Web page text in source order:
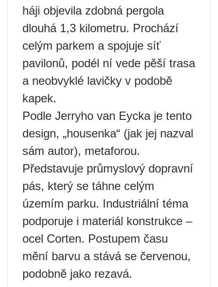
háji objevila zdobná pergola
dlouhá 1,3 kilometru. Prochází
celým parkem a spojuje síť
pavilonů, podél ní vede pěší trasa
a neobvyklé lavičky v podobě
kapek.
Podle Jerryho van Eycka je tento
design, „housenka“ (jak jej nazval
sám autor), metaforou.
Představuje průmyslový dopravní
pás, který se táhne celým
územím parku. Industriální téma
podporuje i materiál konstrukce –
ocel Corten. Postupem času
mění barvu a stává se červenou,
podobně jako rezavá.